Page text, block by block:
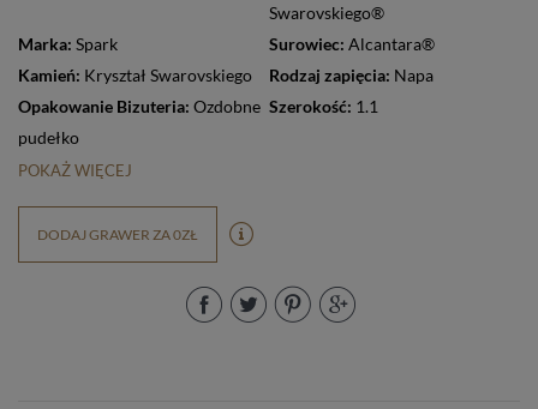
Swarovskiego®
Marka: Spark Surowiec: Alcantara®
Kamień: Kryształ Swarovskiego Rodzaj zapięcia: Napa
Opakowanie Bizuteria: Ozdobne
pudełko
Szerokość: 1.1
POKAŻ WIĘCEJ
DODAJ GRAWER ZA 0ZŁ